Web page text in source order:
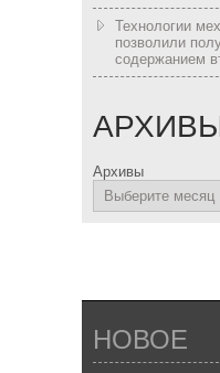
Технологии
позволили
содержанием
Архивы
НОВОЕ